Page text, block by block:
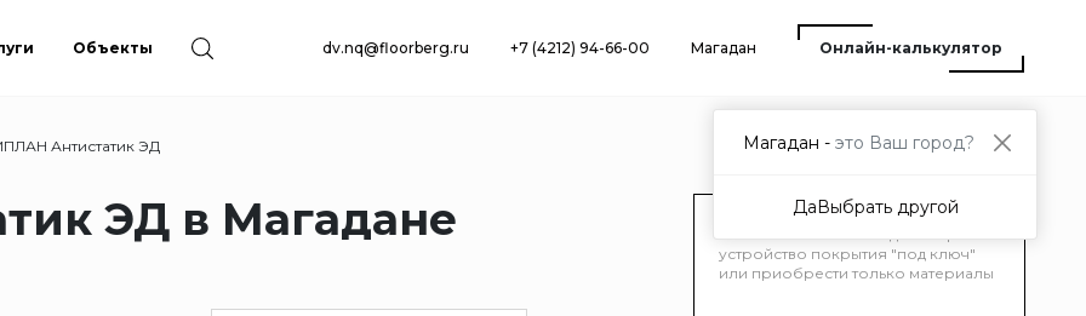
Объекты dv.nq@floorberg.ru +7 (4212) 94-66-00 Магадан Онлайн-калькулятор
Антистатик ЭД
ЭД в Магадане
Вы можете заключить договор на
устройство покрытия "под ключ"
или приобрести только материалы
Магадан - это Ваш город?
ДаВыбрать другой